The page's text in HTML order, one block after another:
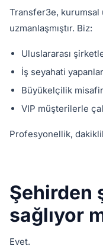
Transfer3e, kurumsal
uzmanlaşmıştır. Biz:
Uluslararası
İş seyahati
Büyükelçilik
VIP müşterilerle
Profesyonellik,
Şehirden
sağlıyor
Evet.